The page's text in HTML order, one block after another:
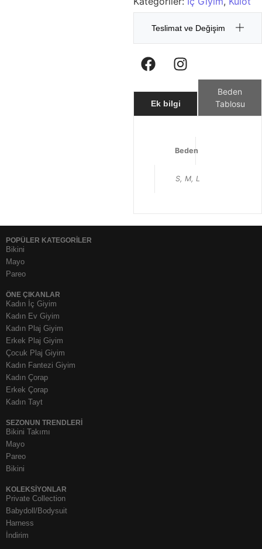
Teslimat ve Değişim
Ek bilgi
Beden
Tablosu
Beden
S, M, L
POPÜLER KATEGORİLER
Bikini
Mayo
Pareo
ÖNE ÇIKANLAR
Kadın İç Giyim
Kadın Ev Giyim
Kadın Plaj Giyim
Erkek Plaj Giyim
Çocuk Plaj Giyim
Kadın Fantezi Giyim
Kadın Çorap
Erkek Çorap
Kadın Tayt
SEZONUN TRENDLERI
Bikini Takımı
Mayo
Pareo
Bikini
KOLEKSIYONLAR
Private Collection
Babydoll/Bodysuit
Harness
İndirim